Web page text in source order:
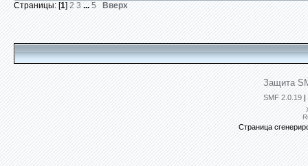
Страницы: [1] 2 3 ... 5 Вверх
Защита
SMF 2.0.19 |
Страница